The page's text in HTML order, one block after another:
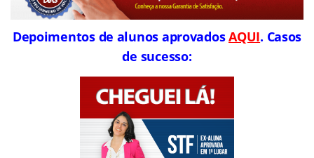
Depoimentos de alunos aprovadosAQUI. Casos
de sucesso: